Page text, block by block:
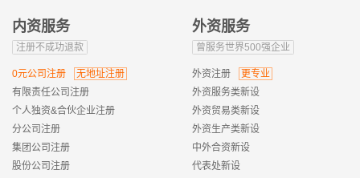
内资服务
注册不成功退款
0元公司注册
无地址注册
有限责任公司注册
个人独资&合伙企业注册
分公司注册
集团公司注册
股份公司注册
外资服务
曾服务世界500强企业
外资注册
更专业
外资服务类新设
外资贸易类新设
外资生产类新设
中外合资新设
代表处新设